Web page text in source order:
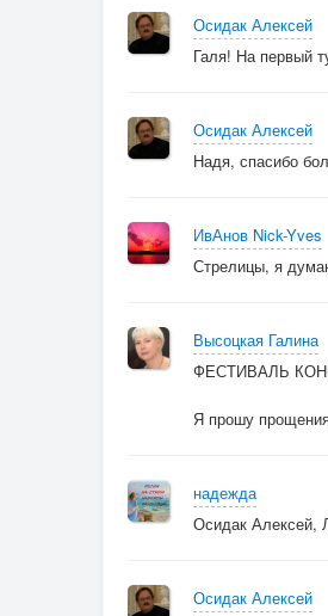
Осидак Алексей
Галя! На первый
Осидак Алексей
Надя, спасибо
ИвАнов Nick-Yves
Стрелицы, я
Высоцкая Галина
ФЕСТИВАЛЬ
Я прошу
надежда
Осидак Алексей,
Осидак Алексей